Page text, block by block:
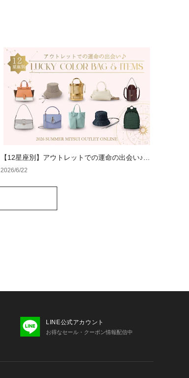
【12星座別】アウトレットでの運命の出会い♪夏
のラッキーカラーバッグ＆小物
2026/6/22
LINE公式アカウント
お得なセール・クーポン情報配信中